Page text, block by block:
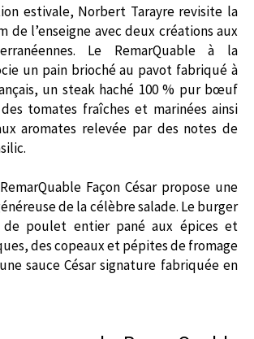
estivale, Norbert Tarayre revisite la
de l’enseigne avec deux créations aux
Le RemarQuable à la
un pain brioché au pavot fabriqué à
un steak haché 100 % pur bœuf
tomates fraîches et marinées ainsi
aromates relevée par des notes de
Façon César propose une
de la célèbre salade. Le burger
poulet entier pané aux épices et
des copeaux et pépites de fromage
sauce César signature fabriquée en